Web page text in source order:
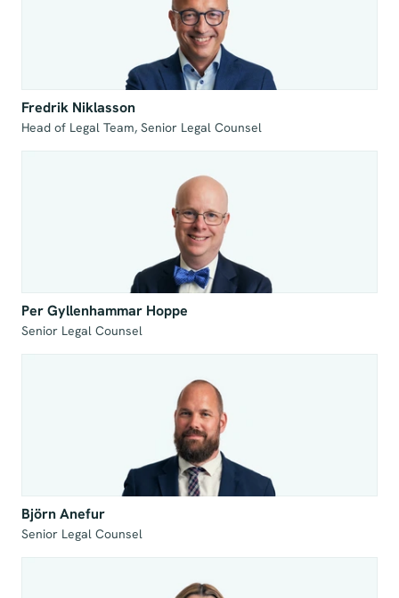
Fredrik Niklasson
Head of Legal Team, Senior Legal Counsel
Per Gyllenhammar Hoppe
Senior Legal Counsel
Björn Anefur
Senior Legal Counsel